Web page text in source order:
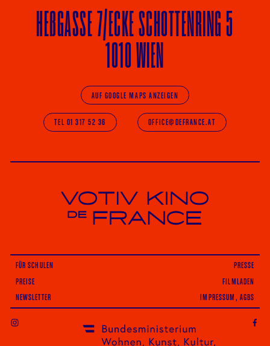
HEßGASSE 7/ECKESCHOTTENRING 5
1010 WIEN
AUF GOOGLE MAPS ANZEIGEN
TEL 01 317 52 36 OFFICE@DEFRANCE.AT
Votiv Kino und Kino De France in Wien
FÜR SCHULEN
PRESSE
PREISE
FILMLADEN
NEWSLETTER IMPRESSUM, AGBS